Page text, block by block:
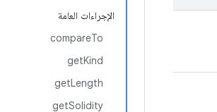
الإجراءات العامة
compareTo
getKind
getLength
getSolidity